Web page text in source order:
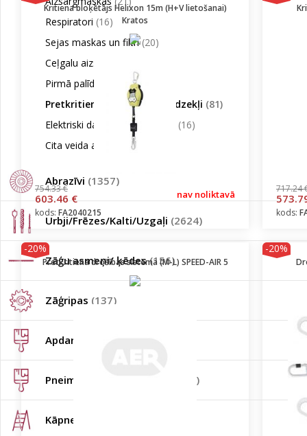
Respiratori (16)
Sejas maskas un filtri(20)
Ceļgalu aizsargi
Pirmā palīdzība
(50)
Pretkritiena aizsardzības līdzekļi (81)
Elektriski darbināmas maskas (16)
Cita veida aizsardzība
Abrazīvi (1357)
Urbji/Frēzes/Kalti/Uzgaļi (2624)
Zāģu asmeņi/ ķēdes(156)
Zāģripas (137)
Apdares instrumenti
Pneimatiskie instrumenti (102)
Kāpnes
Kritiena bloķētājs Helixon 15m (H+V lietošanai)
Kratos
754.33 €
603.46 € nav noliktavā
kods: FA2040215
717.24
kods:
-20%
Pretkritiena drošības sistēma (M-L) SPEED-AIR 5
-20%